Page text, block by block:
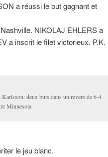
a réussi le but gagnant et
NIKOLAJ EHLERS a
a inscrit le filet victorieux. P.K.
deux buts dans un revers de 6-4
Minnesota.
le jeu blanc.